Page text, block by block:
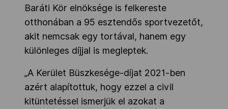
Baráti Kör elnöksége is felkereste
otthonában a 95 esztendős sportvezetőt,
akit nemcsak egy tortával, hanem egy
különleges díjjal is megleptek.
„A Kerület Büszkesége-díjat 2021-ben
azért alapítottuk, hogy ezzel a civil
kitüntetéssel ismerjük el azokat a